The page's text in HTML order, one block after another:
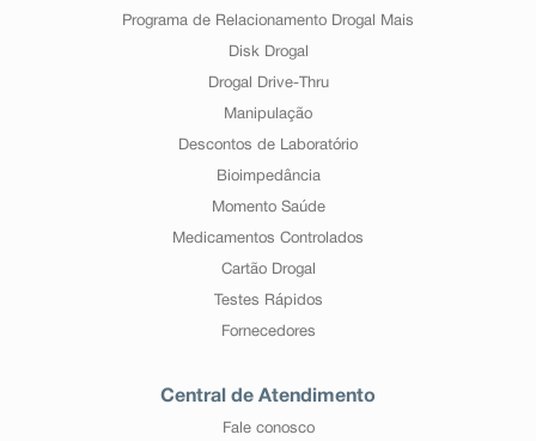
Programa de Relacionamento Drogal Mais
Disk Drogal
Drogal Drive-Thru
Manipulação
Descontos de Laboratório
Bioimpedância
Momento Saúde
Medicamentos Controlados
Cartão Drogal
Testes Rápidos
Fornecedores
Central de Atendimento
Fale conosco